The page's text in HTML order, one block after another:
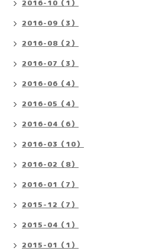
2016-10（1）
2016-09（3）
2016-08（2）
2016-07（3）
2016-06（4）
2016-05（4）
2016-04（6）
2016-03（10）
2016-02（8）
2016-01（7）
2015-12（7）
2015-04（1）
2015-01（1）